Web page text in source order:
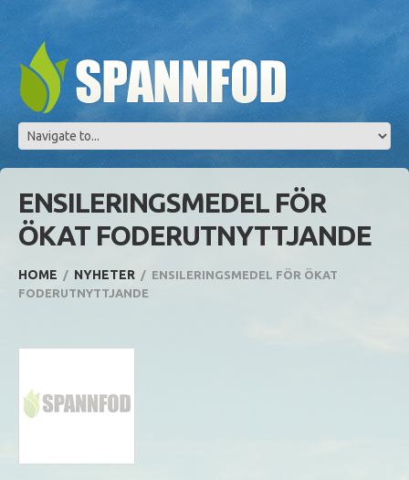
ENSILERINGSMEDEL FÖR
ÖKAT FODERUTNYTTJANDE
HOME NYHETER
ENSILERINGSMEDEL FÖR ÖKAT
FODERUTNYTTJANDE